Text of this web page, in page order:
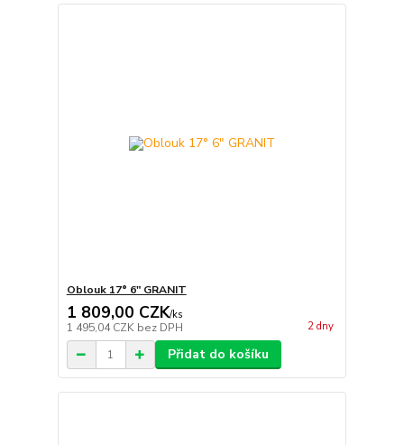
Oblouk 17° 6" GRANIT
1 809,00 CZK/ks
1 495,04 CZK bez DPH 2 dny
Přidat do košíku